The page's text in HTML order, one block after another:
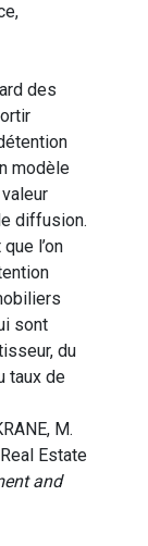
des
modèle
diffusion.
l’on
sont
du
taux de
M.
Estate
and